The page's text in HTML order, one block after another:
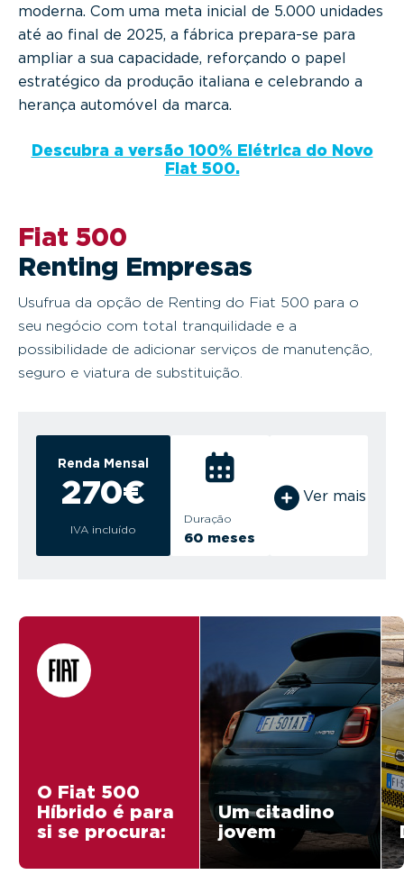
moderna. Com uma meta inicial de 5.000 unidades
até ao final de 2025, a fábrica prepara-se para
ampliar a sua capacidade, reforçando o papel
estratégico da produção italiana e celebrando a
herança automóvel da marca.
Descubra a versão 100% Elétrica do Novo
Fiat 500.
Fiat 500
Renting Empresas
Usufrua da opção de Renting do Fiat 500 para o
seu negócio com total tranquilidade e a
possibilidade de adicionar serviços de manutenção,
seguro e viatura de substituição.
Renda Mensal
270€
IVA incluído
Duração
60 meses
Ver mais
O Fiat 500
Híbrido é para
si se procura:
Um citadino
jovem